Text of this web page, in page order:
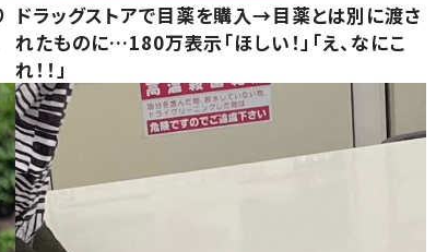
ドラッグストアで目薬を購入→目薬とは別に渡さ
れたものに…180万表示「ほしい！」「え、なにこ
れ！！」